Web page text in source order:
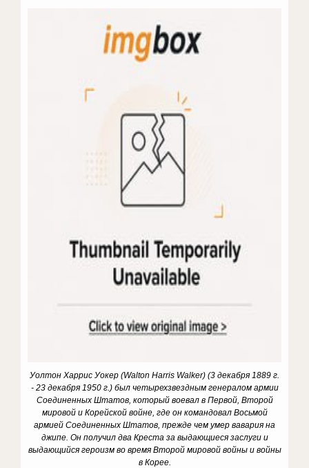
Уолтон Харрис Уокер (Walton Harris Walker) (3 декабря 1889 г.
- 23 декабря 1950 г.) был четырехзвездным генералом армии
Соединенных Штатов, который воевал в Первой, Второй
мировой и Корейской войне, где он командовал Восьмой
армией Соединенных Штатов, прежде чем умер вавария на
джипе. Он получил два Креста за выдающиеся заслуги и
выдающийся героизм во время Второй мировой войны и войны
в Корее.